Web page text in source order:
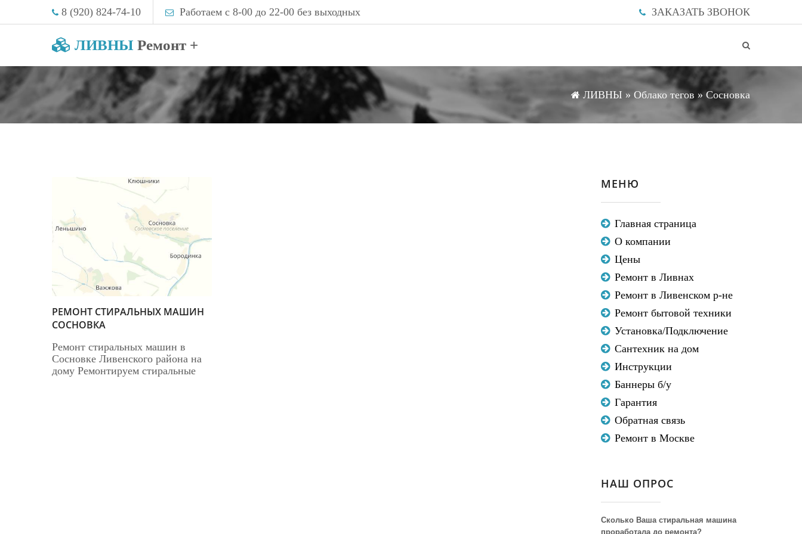
8 (920) 824-74-10 Работаем с 8-00 до 22-00 без выходных ЗАКАЗАТЬ ЗВОНОК
ЛИВНЫ Ремонт +
ЛИВНЫ » Облако тегов » Сосновка
РЕМОНТ СТИРАЛЬНЫХ МАШИН
СОСНОВКА
Ремонт стиральных машин в
Сосновке Ливенского района на
дому Ремонтируем стиральные
МЕНЮ
Главная страница
О компании
Цены
Ремонт в Ливнах
Ремонт в Ливенском р-не
Ремонт бытовой техники
Установка/Подключение
Сантехник на дом
Инструкции
Баннеры б/у
Гарантия
Обратная связь
Ремонт в Москве
НАШ ОПРОС
Сколько Ваша стиральная машина
проработала до ремонта?